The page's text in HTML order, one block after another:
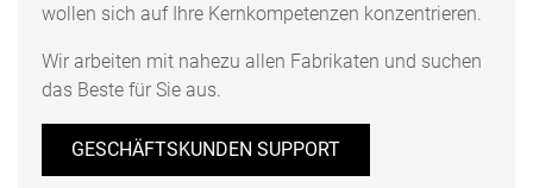
wollen sich auf Ihre Kernkompetenzen konzentrieren.
Wir arbeiten mit nahezu allen Fabrikaten und suchen
das Beste für Sie aus.
GESCHÄFTSKUNDEN SUPPORT